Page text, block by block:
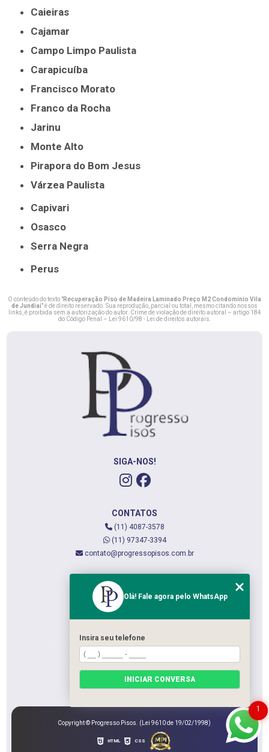
Caieiras
Cajamar
Campo Limpo Paulista
Carapicuíba
Francisco Morato
Franco da Rocha
Jarinu
Monte Alto
Pirapora do Bom Jesus
Várzea Paulista
Capivari
Osasco
Serra Negra
Perus
O conteúdo do texto "Recuperação Piso de Madeira Laminado Preço M2 Condomínio Vila
de Jundiaí" é de direito reservado. Sua reprodução, parcial ou total, mesmo citando nossos
links, é proibida sem a autorização do autor. Crime de violação de direito autoral – artigo 184
do Código Penal –
Lei 9610/98 - Lei de direitos autorais
SIGA-NOS!
CONTATOS
(11) 4087-3578
(11) 97347-3394
contato@progressopisos.com.br
QUEM SOMOS
SERVIÇOS
CATEGORIAS
Copyright © Progresso Pisos. (Lei 9610 de 19/02/1998)
HTML CSS
1
Olá! Fale agora pelo WhatsApp
Insira seu telefone
INICIAR CONVERSA